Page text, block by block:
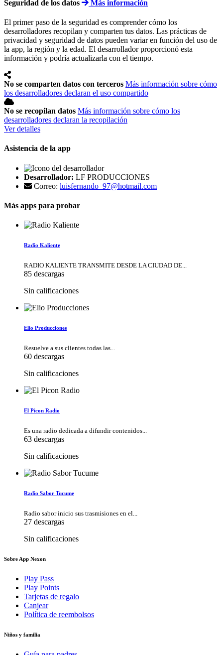
Seguridad de los datos Más información
El primer paso de la seguridad es comprender cómo los
desarrolladores recopilan y comparten tus datos. Las prácticas de
privacidad y seguridad de datos pueden variar en función del uso de
la app, la región y la edad. El desarrollador proporcionó esta
información y podría actualizarla con el tiempo.
No se comparten datos con terceros Más información sobre cómo
los desarrolladores declaran el uso compartido
No se recopilan datos Más información sobre cómo los
desarrolladores declaran la recopilación
Ver detalles
Asistencia de la app
Desarrollador: LF PRODUCCIONES
Correo: luisfernando_97@hotmail.com
Más apps para probar
Radio Kaliente
RADIO KALIENTE TRANSMITE DESDE LA CIUDAD DE...
85 descargas
Sin calificaciones
Elio Producciones
Resuelve a sus clientes todas las...
60 descargas
Sin calificaciones
El Picon Radio
Es una radio dedicada a difundir contenidos...
63 descargas
Sin calificaciones
Radio Sabor Tucume
Radio sabor inicio sus trasmisiones en el...
27 descargas
Sin calificaciones
Sobre App Nexon
Play Pass
Play Points
Tarjetas de regalo
Canjear
Política de reembolsos
Niños y familia